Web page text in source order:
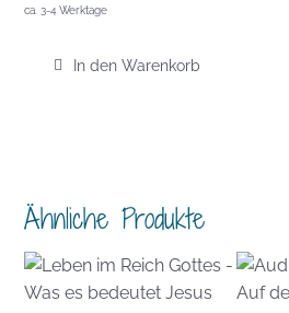
ca. 3-4 Werktage
In den Warenkorb
Ähnliche Produkte